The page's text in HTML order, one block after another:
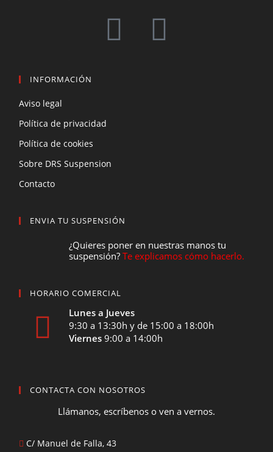
INFORMACIÓN
Aviso legal
Política de privacidad
Política de cookies
Sobre DRS Suspension
Contacto
ENVIA TU SUSPENSIÓN
¿Quieres poner en nuestras manos tu
suspensión?Te explicamos cómo hacerlo.
HORARIO COMERCIAL
Lunes a Jueves
9:30 a 13:30h y de 15:00 a 18:00h
Viernes9:00 a 14:00h
CONTACTA CON NOSOTROS
Llámanos, escríbenos o ven a vernos.
C/ Manuel de Falla, 43